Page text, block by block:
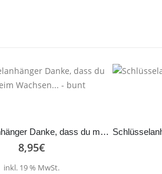
Schlüsselanhänger Danke, dass du mir beim Wachsen… – bunt
8,95€
inkl. 19 % MwSt.